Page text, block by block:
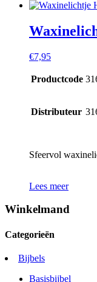
€7,95
Productcode
Distributeur
Sfeervol
Lees meer
Winkelmand
Categorieën
Bijbels
Basisbijbel